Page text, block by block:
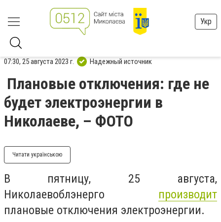
Укр
07:30, 25 августа 2023 г. Надежный источник
Плановые отключения: где не
будет электроэнергии в
Николаеве, – ФОТО
Читати українською
В пятницу, 25 августа,
Николаевоблэнерго производит
плановые отключения электроэнергии.